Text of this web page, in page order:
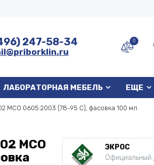
247-58-34 0
ЛАБОРАТОРНАЯ МЕБЕЛЬ ЕЩЕ
МСО 0605:2003 (78-95 С), фасовка 100 мл
МСО
ЭКРОС
Официальный